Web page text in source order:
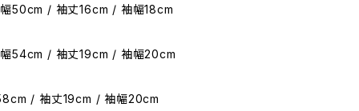
50cm / 袖丈16cm / 袖幅18cm
54cm / 袖丈19cm / 袖幅20cm
/ 袖丈19cm / 袖幅20cm